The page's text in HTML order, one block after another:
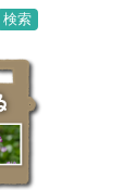
検索